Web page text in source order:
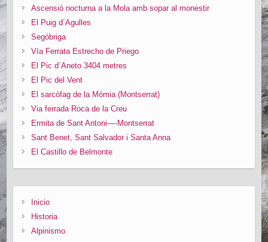
Ascensió nocturna a la Mola amb sopar al monestir
El Puig d´Agulles
Segóbriga
Vía Ferrata Estrecho de Priego
El Pic d´Aneto 3404 metres
El Pic del Vent
El sarcòfag de la Mòmia (Montserrat)
Via ferrada Roca de la Creu
Ermita de Sant Antoni—-Montserrat
Sant Benet, Sant Salvador i Santa Anna
El Castillo de Belmonte
Inicio
Historia
Alpinismo